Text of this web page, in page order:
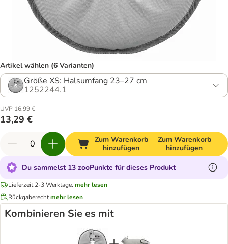
Artikel wählen (6 Varianten)
Größe XS: Halsumfang 23–27 cm
1252244.1
UVP 16,99 €
13,29 €
Zum Warenkorb
hinzufügen
Zum Warenkorb
hinzufügen
Du sammelst 13 zooPunkte für dieses Produkt
Lieferzeit 2-3 Werktage. mehr lesen
Rückgaberechtmehr lesen
Kombinieren Sie es mit